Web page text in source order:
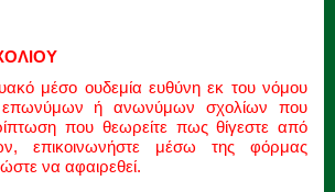
μέσο ουδεμία ευθύνη εκ του νόμου
επωνύμων ή ανωνύμων σχολίων που
που θεωρείτε πως θίγεστε από
επικοινωνήστε μέσω της φόρμας
ώστε να αφαιρεθεί.